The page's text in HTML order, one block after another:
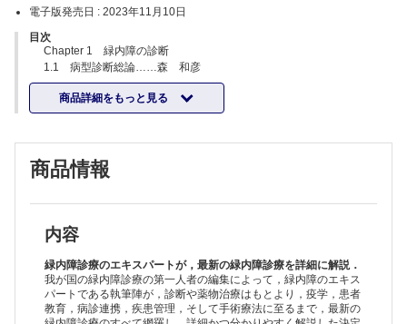
電子版発売日 : 2023年11月10日
目次
Chapter 1 緑内障の診断
1.1 病型診断総論……森 和彦
1.2 角結膜・虹彩……原 岳，案浦加奈子
1.3 隅角……大鳥安正
1.4 眼圧……生杉謙吾
1.5 眼底写真とOCT
1.5.1 視神経乳頭……赤木忠道
COLUMN DHはNTGに多い
1.6 視野……大久保真司，宇田川さち子
COLUMN 視野検査と前視野緑内障（preperimetric glaucoma：
PPG）
COLUMN アイモ®とアイモvifa®
1.7 鑑別診断……中村 誠
商品詳細をもっと見る
商品情報
内容
緑内障診療のエキスパートが，最新の緑内障診療を詳細に解説．
我が国の緑内障診療の第一人者の編集によって，緑内障のエキス
パートである執筆陣が，診断や薬物治療はもとより，疫学，患者
教育，病診連携，疾患管理，そして手術療法に至るまで，最新の